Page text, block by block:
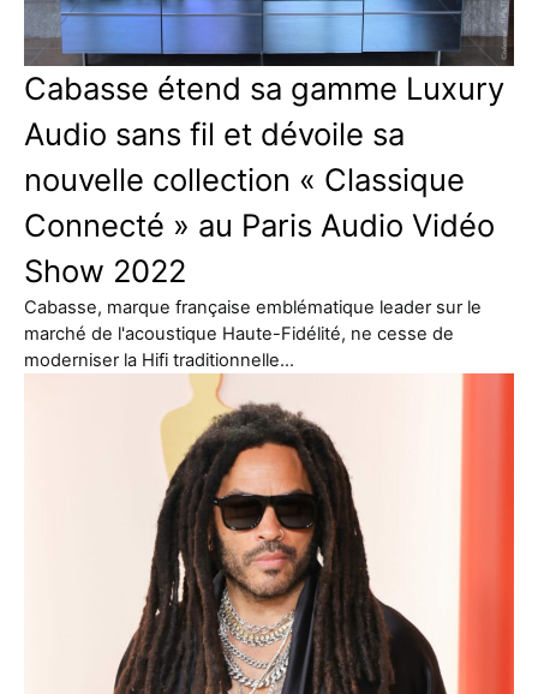
Cabasse étend sa gamme Luxury
Audio sans fil et dévoile sa
nouvelle collection « Classique
Connecté » au Paris Audio Vidéo
Show 2022
Cabasse, marque française emblématique leader sur le
marché de l'acoustique Haute-Fidélité, ne cesse de
moderniser la Hifi traditionnelle…